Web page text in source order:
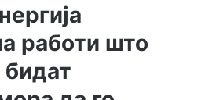
работи што